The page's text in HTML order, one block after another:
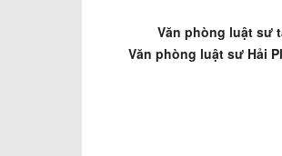
Văn phòng luật sư
Văn phòng luật sư Hải